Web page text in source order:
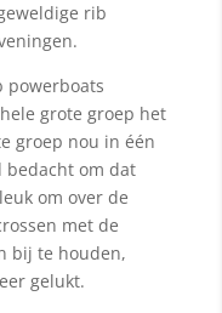
rib
powerboats
grote groep het
groep nou in één
bedacht om dat
om over de
met de
bij te houden,
gelukt.